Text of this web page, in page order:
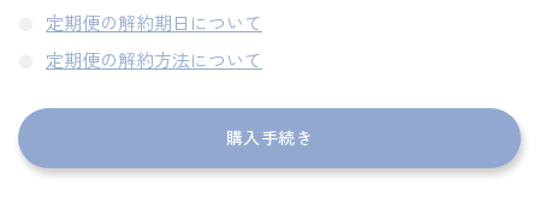
定期便の解約期日について
定期便の解約方法について
購入手続き